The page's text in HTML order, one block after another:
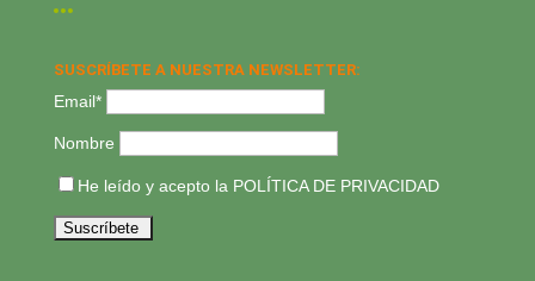
SUSCRÍBETE A NUESTRA NEWSLETTER:
Email*
Nombre
He leído y acepto la POLÍTICA DE PRIVACIDAD